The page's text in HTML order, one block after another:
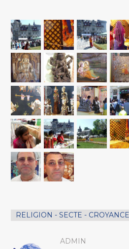
RELIGION - SECTE - CROYANCE
ADMIN